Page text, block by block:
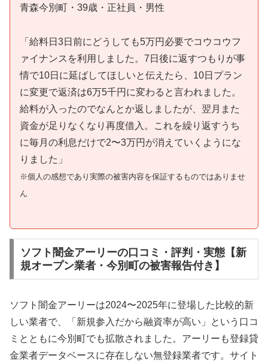
青森今別町・39歳・正社員・男性
「給料日3日前にどうしても5万円必要でコウコウフ
ァイナンスを利用しました。7日後に返すつもりが事
情で10日に延ばしてほしいと伝えたら、10日プラン
に変更で返済は6万5千円に変わると言われました。
給料が入ったのでなんとか返しましたが、翌月また
資金が足りなくなり再度借入。これを繰り返すうち
に毎月の利息だけで2〜3万円が消えていくようにな
りました」
※個人の感想であり実際の被害内容を保証するものではありませ
ん
ソフト闇金アーリーの口コミ・評判・実態【新
規オープン業者・今別町の被害報告付き】
ソフト闇金アーリーは2024〜2025年に登場した比較的新
しい業者で、「新規参入だから融資率が高い」という口コ
ミとともに今別町でも拡散されました。アーリーも登録貸
金業者データベースに存在しない無登録業者です。サイト